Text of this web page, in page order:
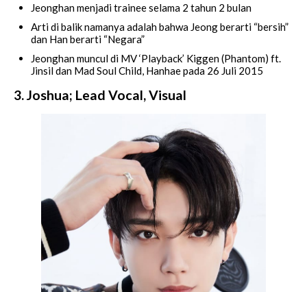
Jeonghan menjadi trainee selama 2 tahun 2 bulan
Arti di balik namanya adalah bahwa Jeong berarti “bersih”
dan Han berarti “Negara”
Jeonghan muncul di MV ‘Playback’ Kiggen (Phantom) ft.
Jinsil dan Mad Soul Child, Hanhae pada 26 Juli 2015
3. Joshua; Lead Vocal, Visual